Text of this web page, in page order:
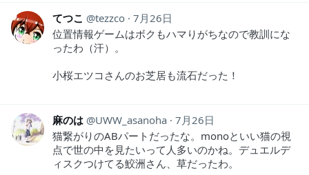
てつこ tezzco 7月26日
位置情報ゲームはボクもハマりがちなので教訓にな
ったわ（汗）。
小桜エツコさんのお芝居も流石だった！
麻のは UWW_asanoha 7月26日
猫繋がりのABパートだったな。monoといい猫の視
点で世の中を見たいって人多いのかね。デュエルデ
ィスクつけてる鮫洲さん、草だったわ。